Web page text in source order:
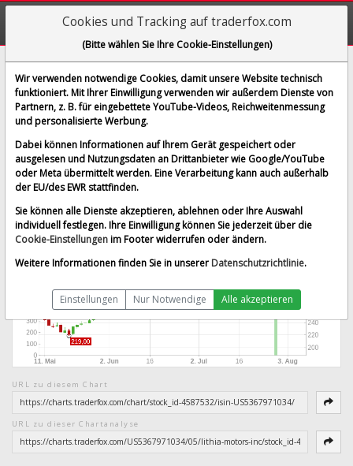
Lithia Motors Inc.
[WKN 914076 | ISIN US5367971034]
325,000 € 2,20 %
Echtzeit-Aktienkurs vom 07.08.2026 um 05:14 Uhr
Börse Stuttgart Splitbereinigt
URL zu diesem Chart
URL zu dieser Chartanalyse
Cookies und Tracking auf traderfox.com
(Bitte wählen Sie Ihre Cookie-Einstellungen)
Wir verwenden notwendige Cookies, damit unsere Website technisch
funktioniert. Mit Ihrer Einwilligung verwenden wir außerdem Dienste von
Partnern, z. B. für eingebettete YouTube-Videos, Reichweitenmessung
und personalisierte Werbung.
Dabei können Informationen auf Ihrem Gerät gespeichert oder
ausgelesen und Nutzungsdaten an Drittanbieter wie Google/YouTube
oder Meta übermittelt werden. Eine Verarbeitung kann auch außerhalb
der EU/des EWR stattfinden.
Sie können alle Dienste akzeptieren, ablehnen oder Ihre Auswahl
individuell festlegen. Ihre Einwilligung können Sie jederzeit über die
Cookie-Einstellungenim Footer widerrufen oder ändern.
Weitere Informationen finden Sie in unserer Datenschutzrichtlinie.
Einstellungen Nur Notwendige Alle akzeptieren